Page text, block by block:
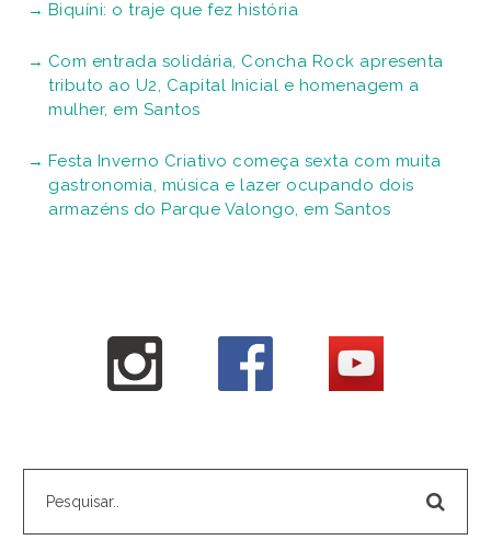
Biquíni: o traje que fez história
Com entrada solidária, Concha Rock apresenta
tributo ao U2, Capital Inicial e homenagem a
mulher, em Santos
Festa Inverno Criativo começa sexta com muita
gastronomia, música e lazer ocupando dois
armazéns do Parque Valongo, em Santos